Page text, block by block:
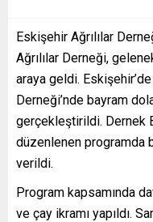
Eskişehir Ağrılılar
Ağrılılar Derneği,
araya geldi.
Derneği’nde bayram
gerçekleştirildi. Dernek
düzenlenen programda
verildi.
Program kapsamında
ve çay ikramı yapıldı.